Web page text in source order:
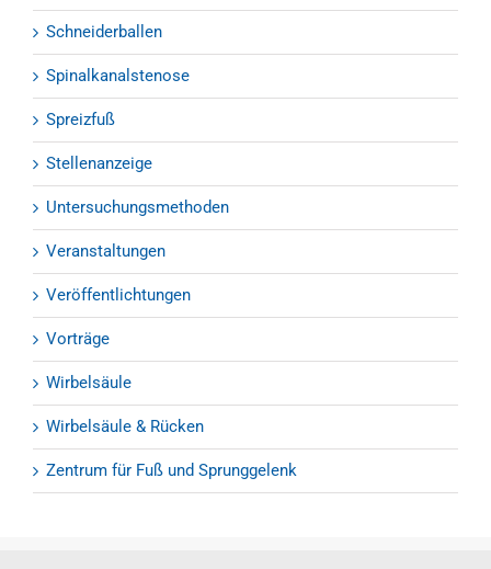
Schneiderballen
Spinalkanalstenose
Spreizfuß
Stellenanzeige
Untersuchungsmethoden
Veranstaltungen
Veröffentlichtungen
Vorträge
Wirbelsäule
Wirbelsäule & Rücken
Zentrum für Fuß und Sprunggelenk